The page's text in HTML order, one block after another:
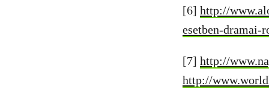
[6] http://
esetben-dramai-
[7] http://
http://